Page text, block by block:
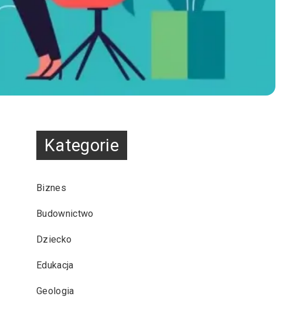
Kategorie
Biznes
Budownictwo
Dziecko
Edukacja
Geologia